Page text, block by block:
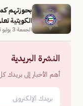
بحوزتهم
الكويتية تعلن ضبط 10
الجمعة 3 يوليو 2026
النشرة البريدية
أهم الأخبار إلى بريدك